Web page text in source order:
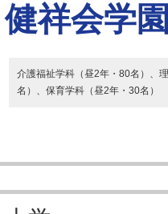
祥会学
介護福祉学科（昼2年・80名）、
名）、保育学科（昼2年・30名）